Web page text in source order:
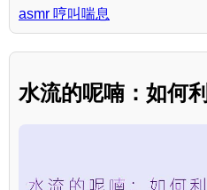
asmr 哼叫喘息
水流的呢喃：如何